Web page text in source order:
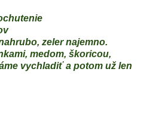
zeler najemno.
medom, škoricou,
vychladiť a potom už len